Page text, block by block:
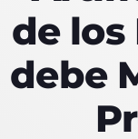
EPISODIOS
SERVICIOS
CONTACTO
de los
debe